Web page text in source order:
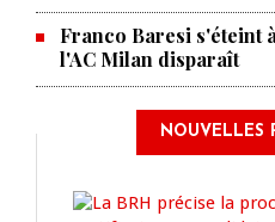
Franco Baresi s'éteint
l'AC Milan disparaît
NOUVELLES